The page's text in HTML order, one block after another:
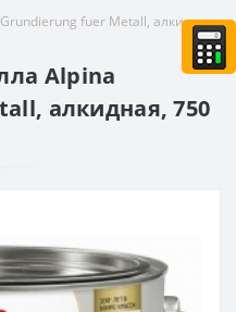
fuer Metall, алкидная,
Alpina
алкидная, 750